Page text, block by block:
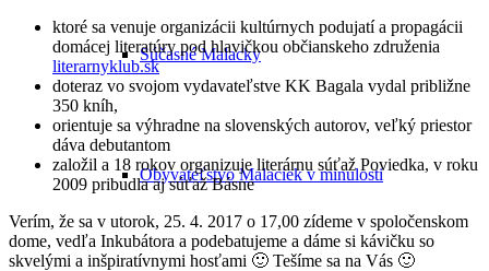
Súčasné Malacky
Obyvateľstvo Malaciek v minulosti
ktoré sa venuje organizácii kultúrnych podujatí a propagácii
domácej literatúry pod hlavičkou občianskeho združenia
literarnyklub.sk
doteraz vo svojom vydavateľstve KK Bagala vydal približne
350 kníh,
orientuje sa výhradne na slovenských autorov, veľký priestor
dáva debutantom
založil a 18 rokov organizuje literárnu súťaž Poviedka, v roku
2009 pribudla aj súťaž Básne
Verím, že sa v utorok, 25. 4. 2017 o 17,00 zídeme v spoločenskom
dome, vedľa Inkubátora a podebatujeme a dáme si kávičku so
skvelými a inšpiratívnymi hosťami 🙂 Tešíme sa na Vás 🙂